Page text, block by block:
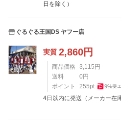
日を除く）
ぐるぐる王国DS ヤフー店
実質 2,860円
商品価格 3,115 円
送料
0 円
ポイント
255pt 9%要
4日以内に発送（メーカー在